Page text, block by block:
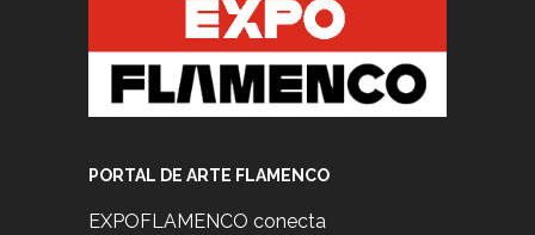
PORTAL DE ARTE FLAMENCO
EXPOFLAMENCO conecta